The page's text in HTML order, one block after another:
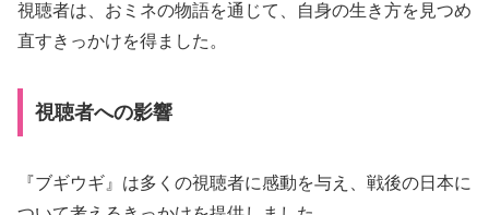
視聴者は、おミネの物語を通じて、自身の生き方を見つめ
直すきっかけを得ました。
視聴者への影響
『ブギウギ』は多くの視聴者に感動を与え、戦後の日本に